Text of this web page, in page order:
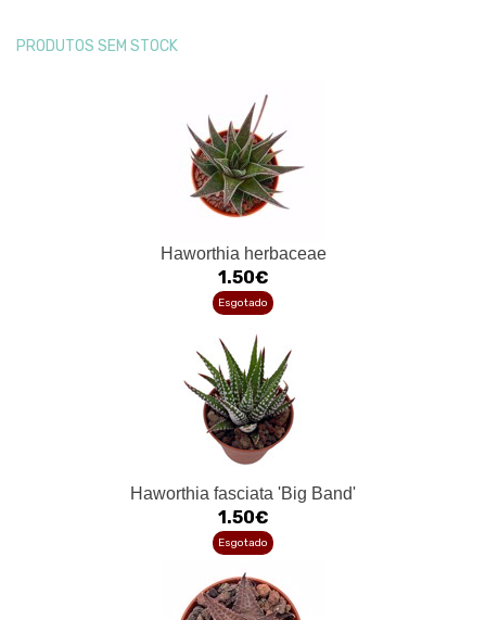
PRODUTOS SEM STOCK
Haworthia herbaceae
1.50€
Esgotado
Haworthia fasciata 'Big Band'
1.50€
Esgotado